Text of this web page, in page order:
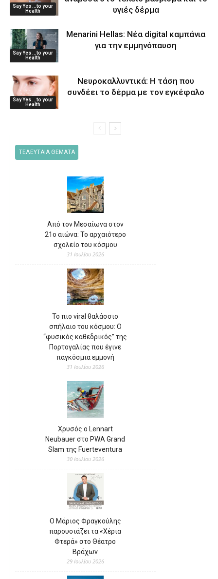
Say Yes ...to your
Health
υγιές δέρμα
Say Yes ...to your
Health
Menarini Hellas: Νέα digital καμπάνια
για την εμμηνόπαυση
Say Yes ...to your
Health
Νευροκαλλυντικά: Η τάση που
συνδέει το δέρμα με τον εγκέφαλο
ΤΕΛΕΥΤΑΙΑ ΘΕΜΑΤΑ
Από τον Μεσαίωνα στον
21ο αιώνα: Το αρχαιότερο
σχολείο του κόσμου
31 Ιουλίου 2026
Το πιο viral θαλάσσιο
σπήλαιο του κόσμου: Ο
“φυσικός καθεδρικός” της
Πορτογαλίας που έγινε
παγκόσμια εμμονή
31 Ιουλίου 2026
Χρυσός ο Lennart
Neubauer στο PWA Grand
Slam της Fuerteventura
30 Ιουλίου 2026
Ο Μάριος Φραγκούλης
παρουσιάζει τα «Χέρια
Φτερά» στο Θέατρο
Βράχων
29 Ιουλίου 2026